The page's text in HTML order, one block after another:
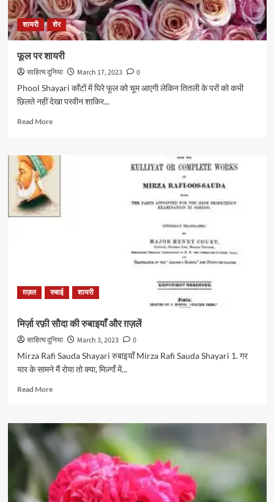
शायरी शेर
फूल पर शायरी
साहित्य दुनिया March 17, 2023
0
Phool Shayari काँटों में घिरे फूल को चूम आएगी लेकिन तितली के परों को कभी
छिलते नहीं देखा परवीन शाकिर...
Read MoreRead
फूल
पर
ग़ज़ल रुबाई शायरी
मिर्ज़ा रफ़ी सौदा की रुबाइयाँ और ग़ज़लें
साहित्य दुनिया March 3, 2023
0
Mirza Rafi Sauda Shayari रुबाइयाँ Mirza Rafi Sauda Shayari 1. गर
यार के सामने मैं रोया तो क्या, मिज़्गाँ में...
Read MoreRead
मिर्ज़ा
रफ़ी
रुबाइयाँ
और
ग़ज़लें